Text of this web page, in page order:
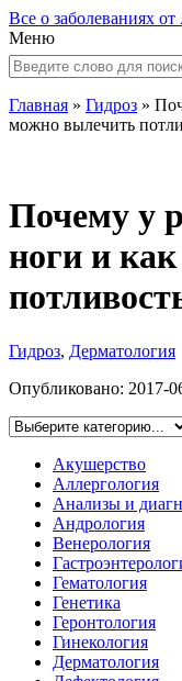
Все о заболеваниях
Меню
Главная » Гидроз »
можно вылечить
Почему у
ноги и
Гидроз, Дерматология
Опубликовано: 2017-
Акушерство
Аллергология
Анализы и
Андрология
Венерология
Гематология
Генетика
Геронтология
Гинекология
Дерматология